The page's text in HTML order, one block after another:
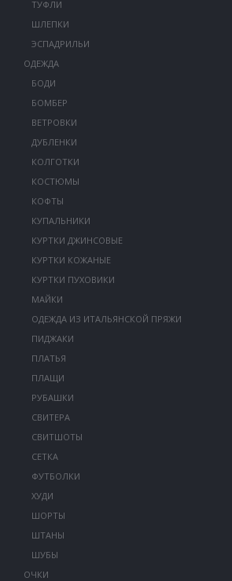
ТУФЛИ
ШЛЕПКИ
ЭСПАДРИЛЬИ
ОДЕЖДА
БОДИ
БОМБЕР
ВЕТРОВКИ
ДУБЛЕНКИ
КОЛГОТКИ
КОСТЮМЫ
КОФТЫ
КУПАЛЬНИКИ
КУРТКИ ДЖИНСОВЫЕ
КУРТКИ КОЖАНЫЕ
КУРТКИ ПУХОВИКИ
МАЙКИ
ОДЕЖДА ИЗ ИТАЛЬЯНСКОЙ ПРЯЖИ
ПИДЖАКИ
ПЛАТЬЯ
ПЛАЩИ
РУБАШКИ
СВИТЕРА
СВИТШОТЫ
СЕТКА
ФУТБОЛКИ
ХУДИ
ШОРТЫ
ШТАНЫ
ШУБЫ
ОЧКИ